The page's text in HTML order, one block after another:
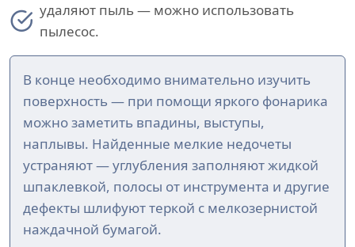
удаляют пыль — можно использовать
пылесос.
В конце необходимо внимательно изучить
поверхность — при помощи яркого фонарика
можно заметить впадины, выступы,
наплывы. Найденные мелкие недочеты
устраняют — углубления заполняют жидкой
шпаклевкой, полосы от инструмента и другие
дефекты шлифуют теркой с мелкозернистой
наждачной бумагой.